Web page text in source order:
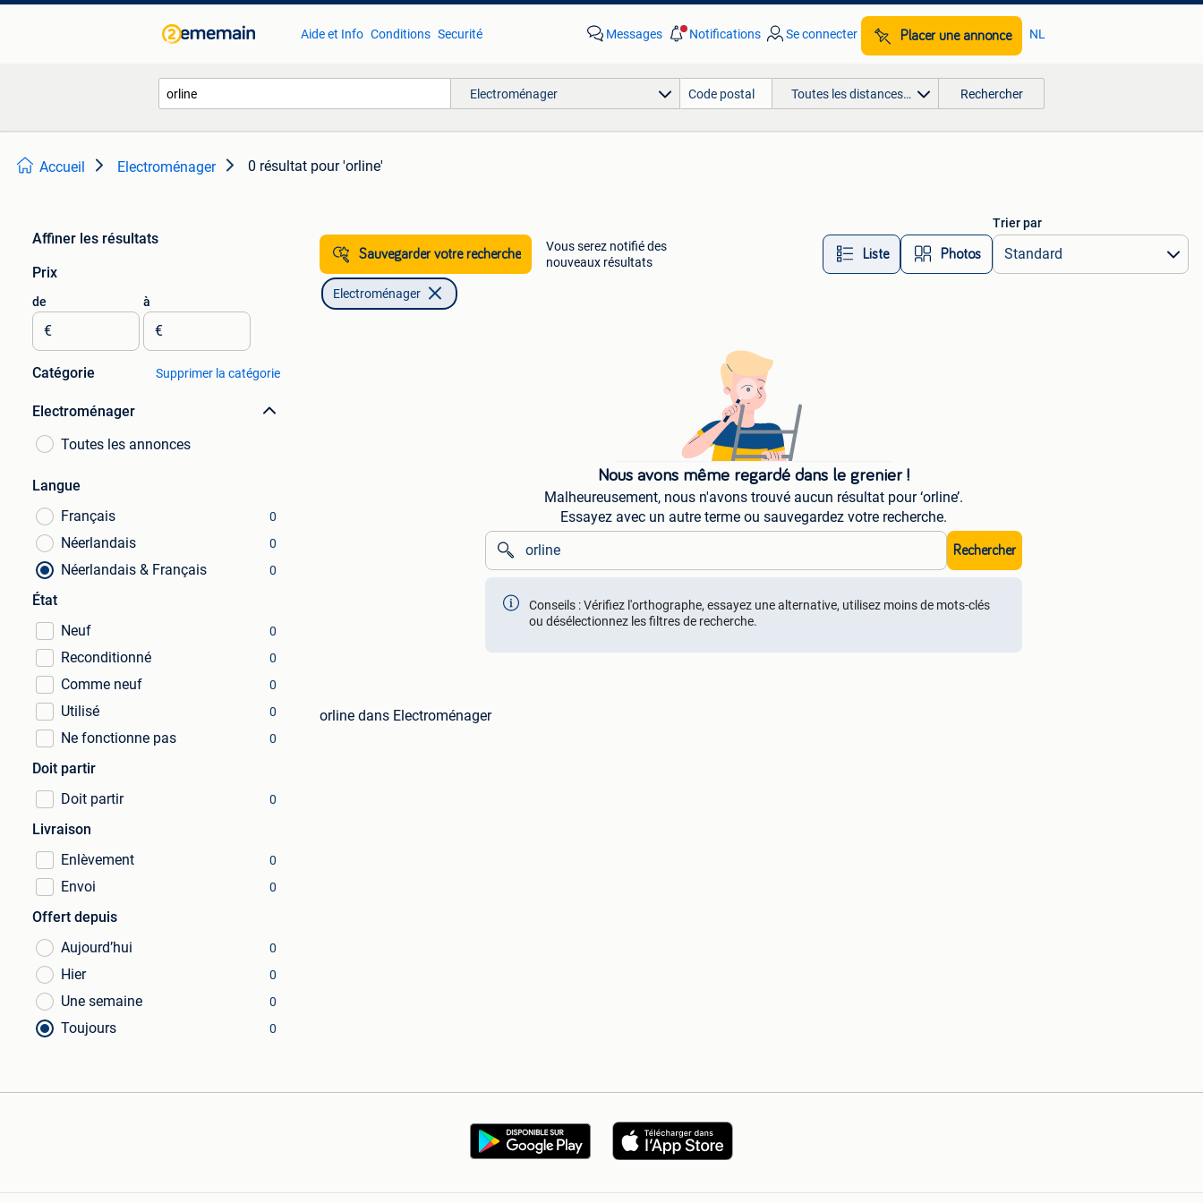
Aide et Info Conditions Securité Messages Notifications Se connecter Placer une annonce NL
Electroménager Toutes les distances… Rechercher
Accueil Electroménager 0 résultat pour 'orline'
Affiner les résultats
Prix
de
€
à
€
Catégorie Supprimer la catégorie
Electroménager
Toutes les annonces
Langue
Français
0
Néerlandais 0
Néerlandais & Français 0
État
Neuf
0
Reconditionné 0
Comme neuf 0
Utilisé 0
Ne fonctionne pas 0
Doit partir
Doit partir
0
Livraison
Enlèvement
0
Envoi 0
Offert depuis
Aujourd’hui
0
Hier 0
Une semaine 0
Toujours 0
Sauvegarder votre recherche
Vous serez notifié des
nouveaux résultats
Liste Photos
Trier par
Electroménager
Nous avons même regardé dans le grenier !
Malheureusement, nous n'avons trouvé aucun résultat pour ‘orline’.
Essayez avec un autre terme ou sauvegardez votre recherche.
Rechercher
Conseils : Vérifiez l'orthographe, essayez une alternative, utilisez moins de mots-clés
ou désélectionnez les filtres de recherche.
orline dans Electroménager